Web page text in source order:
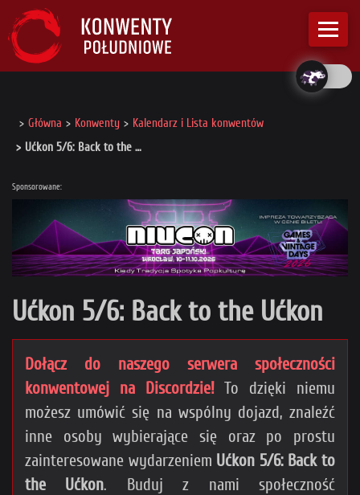
Główna Konwenty
Kalendarz i Lista konwentów
Ućkon 5/6: Back to the …
Sponsorowane:
Ućkon 5/6: Back to the Ućkon
Dołącz do naszego serwera społeczności
konwentowej na Discordzie!To dzięki niemu
możesz umówić się na wspólny dojazd, znaleźć
inne osoby wybierające się oraz po prostu
zainteresowane wydarzeniem Ućkon 5/6: Back to
the Ućkon. Buduj z nami społeczność